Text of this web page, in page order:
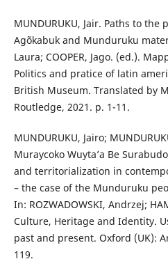
MUNDURUKU, Jair. Paths to the
Agõkabuk and Munduruku
Laura; COOPER, Jago. (ed.).
Politics and pratice of latin
British Museum. Translated by
Routledge, 2021. p. 1-11.
MUNDURUKU, Jairo;
Muraycoko Wuyta’a Be
and territorialization in
– the case of the Munduruku
In: ROZWADOWSKI, Andrzej;
Culture, Heritage and Identity.
past and present. Oxford (UK):
119.